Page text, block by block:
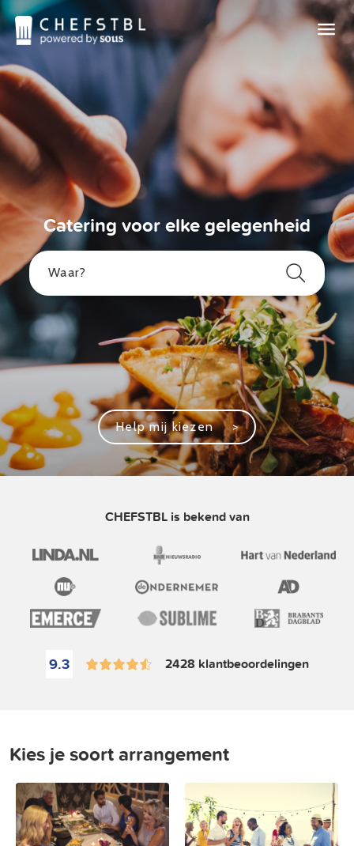
Catering voor elke gelegenheid
Waar?
Help mij kiezen >
CHEFSTBL is bekend van
9.3 2428 klantbeoordelingen
Kies je soort arrangement